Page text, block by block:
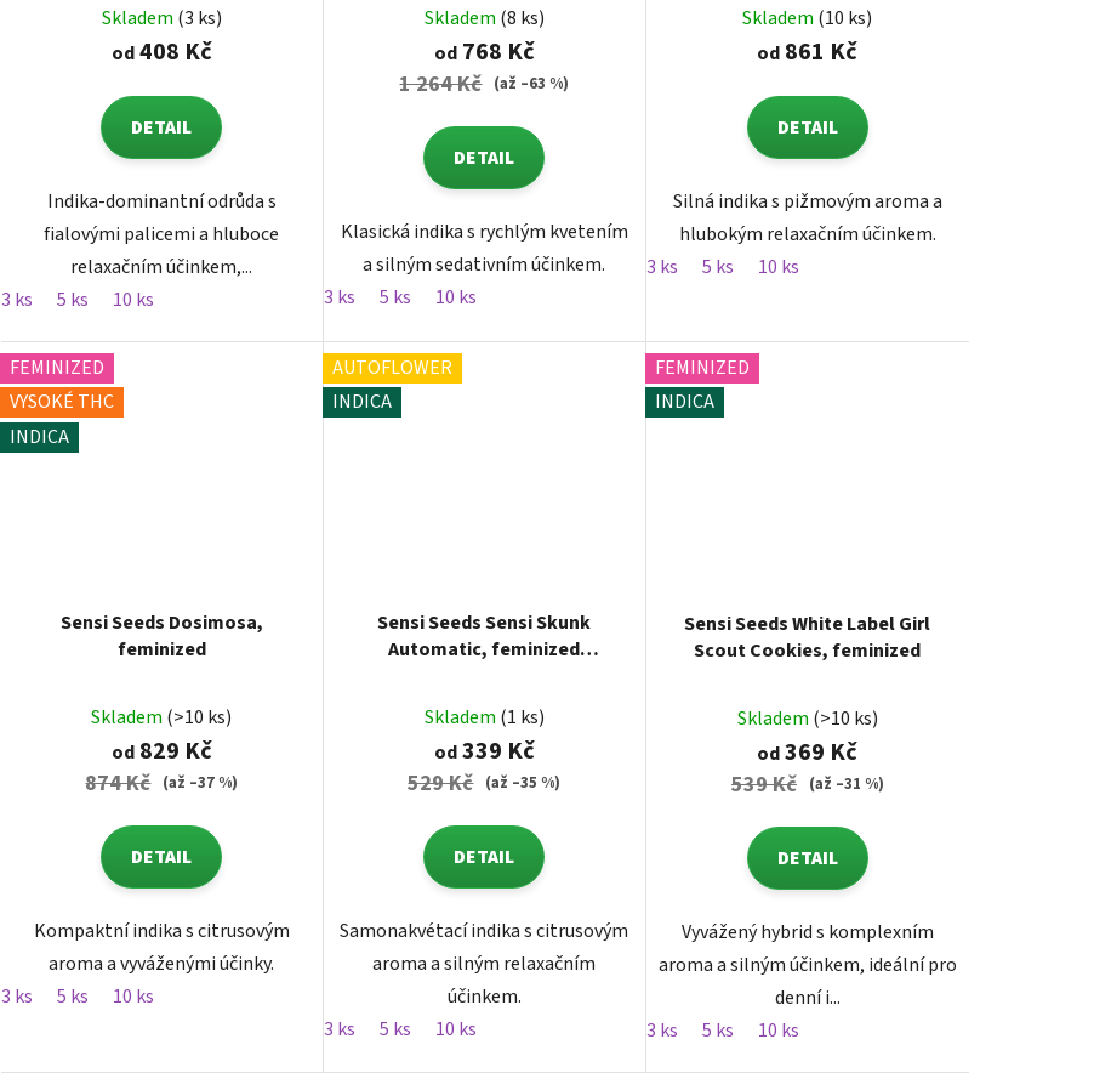
Skladem (3 ks)
od408 Kč
DETAIL
Indika-dominantní odrůda s
fialovými palicemi a hluboce
relaxačním účinkem,...
3 ks
5 ks 10 ks
Skladem (8 ks)
od768 Kč
1 264 Kč (až –63 %)
DETAIL
Klasická indika s rychlým kvetením
a silným sedativním účinkem.
3 ks
5 ks 10 ks
Skladem (10 ks)
od 861 Kč
DETAIL
Silná indika s pižmovým aroma a
hlubokým relaxačním účinkem.
3 ks
5 ks 10 ks
FEMINIZED
VYSOKÉ THC
INDICA
Sensi Seeds Dosimosa,
feminized
Skladem (>10 ks)
od829 Kč
874 Kč (až –37 %)
DETAIL
Kompaktní indika s citrusovým
aroma a vyváženými účinky.
3 ks
5 ks 10 ks
AUTOFLOWER
INDICA
Sensi Seeds Sensi Skunk
Automatic, feminized
Skladem (1 ks)
od339 Kč
529 Kč (až –35 %)
DETAIL
Samonakvétací indika s citrusovým
aroma a silným relaxačním
účinkem.
3 ks
5 ks 10 ks
FEMINIZED
INDICA
Sensi Seeds White Label Girl
Scout Cookies, feminized
Skladem (>10 ks)
od369 Kč
539 Kč (až –31 %)
DETAIL
Vyvážený hybrid s komplexním
aroma a silným účinkem, ideální pro
denní i...
3 ks
5 ks 10 ks